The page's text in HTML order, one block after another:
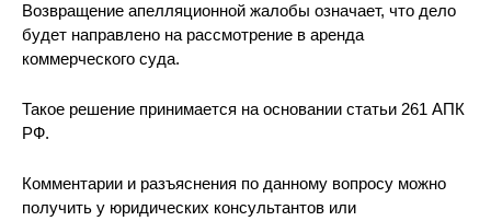
Возвращение апелляционной жалобы означает, что дело
будет направлено на рассмотрение в аренда
коммерческого суда.
Такое решение принимается на основании статьи 261 АПК
РФ.
Комментарии и разъяснения по данному вопросу можно
получить у юридических консультантов или